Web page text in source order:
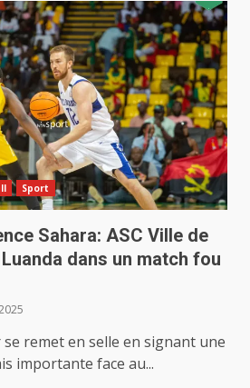
Sport
Sahara: ASC Ville de
dans un match fou
se remet en selle en signant une
importante face au...